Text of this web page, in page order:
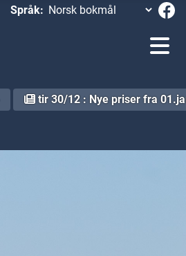
Språk:
tir 30/12 : Nye priser fra